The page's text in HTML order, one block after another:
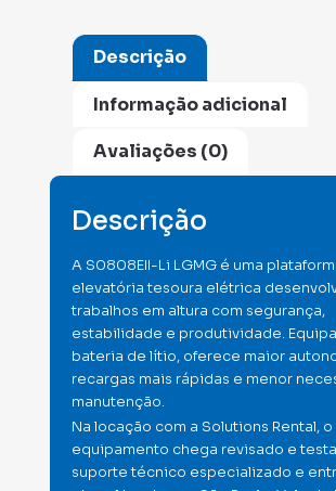
Descrição
Informação adicional
Avaliações (0)
Descrição
A S0808EII-Li LGMG é uma
elevatória tesoura elétrica
trabalhos em altura com segurança,
estabilidade e produtividade.
bateria de lítio, oferece maior
recargas mais rápidas e menor
manutenção.
Na locação com a Solutions Rental, o
equipamento chega revisado e
suporte técnico especializado e